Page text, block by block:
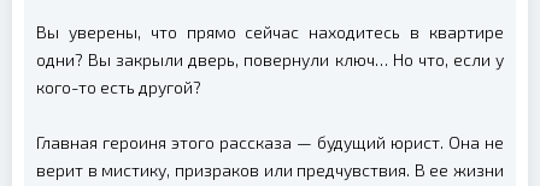
Вы уверены, что прямо сейчас находитесь в квартире
одни? Вы закрыли дверь, повернули ключ… Но что, если у
кого-то есть другой?
Главная героиня этого рассказа — будущий юрист. Она не
верит в мистику, призраков или предчувствия. В ее жизни